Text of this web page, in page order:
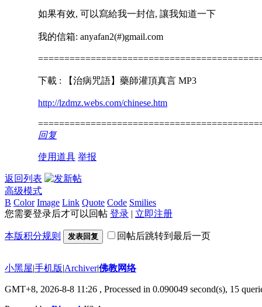
如果有效, 可以寫給我一封信, 讓我知道一下
我的信箱: anyafan2(#)gmail.com
下載 : 【治病咒語】藥師灌頂真言 MP3
http://lzdmz.webs.com/chinese.htm
回复
使用道具 举报
返回列表
高级模式
B Color Image Link Quote Code Smilies
您需要登录后才可以回帖 登录 | 立即注册
本版积分规则 发表回复 回帖后跳转到最后一页
小黑屋|手机版|Archiver|佛教网络
GMT+8, 2026-8-8 11:26 , Processed in 0.090049 second(s), 15